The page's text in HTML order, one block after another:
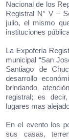
Nacional de los
Registral N° V –
julio, el mismo
instituciones
La Expoferia
municipal “San
Santiago de
desarrollo
brindando
registral;es
lugares mas
En el evento los
sus casas,